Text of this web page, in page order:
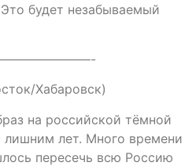
будет незабываемый
Хабаровск)
на российской тёмной
лишним лет. Много времени
пересечь всю Россию